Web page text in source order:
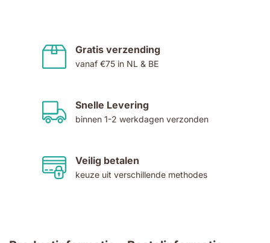
Gratis verzending
vanaf €75 in NL & BE
Snelle Levering
binnen 1-2 werkdagen verzonden
Veilig betalen
keuze uit verschillende methodes